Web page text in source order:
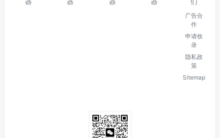
广告合
作
申请收
录
隐私政
策
Sitemap